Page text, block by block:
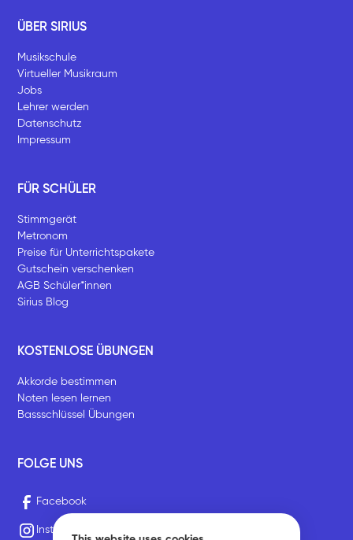
ÜBER SIRIUS
Musikschule
Virtueller Musikraum
Jobs
Lehrer werden
Datenschutz
Impressum
FÜR SCHÜLER
Stimmgerät
Metronom
Preise für Unterrichtspakete
Gutschein verschenken
AGB Schüler*innen
Sirius Blog
KOSTENLOSE ÜBUNGEN
Akkorde bestimmen
Noten lesen lernen
Bassschlüssel Übungen
FOLGE UNS
Facebook
Instagram